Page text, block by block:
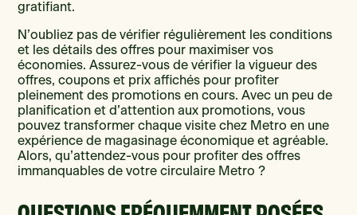
gratifiant.
N’oubliez pas de vérifier régulièrement les conditions
et les détails des offres pour maximiser vos
économies. Assurez-vous de vérifier la vigueur des
offres, coupons et prix affichés pour profiter
pleinement des promotions en cours. Avec un peu de
planification et d’attention aux promotions, vous
pouvez transformer chaque visite chez Metro en une
expérience de magasinage économique et agréable.
Alors, qu’attendez-vous pour profiter des offres
immanquables de votre circulaire Metro ?